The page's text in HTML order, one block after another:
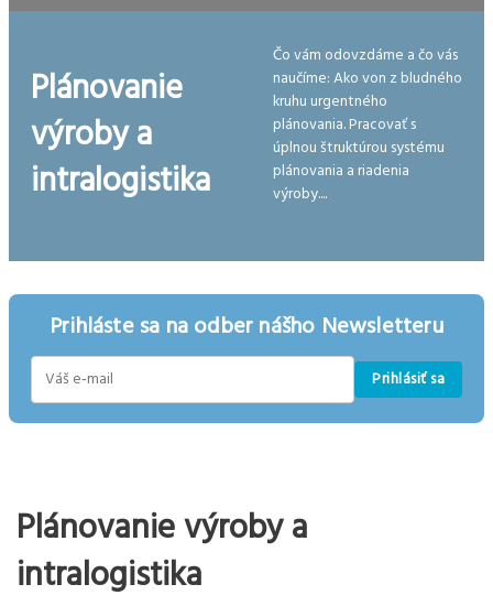
Plánovanie
výroby a
intralogistika
Čo vám odovzdáme a čo vás
naučíme: Ako von z bludného
kruhu urgentného
plánovania. Pracovať s
úplnou štruktúrou systému
plánovania a riadenia
výroby....
Prihláste sa na odber nášho Newsletteru
Prihlásiť sa
Plánovanie výroby a
intralogistika